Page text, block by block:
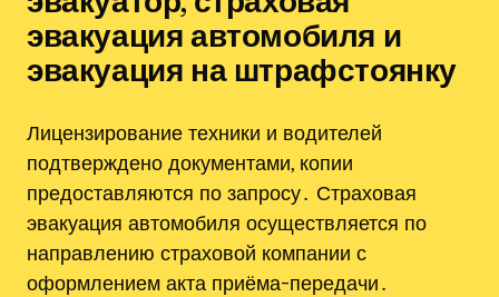
эвакуация автомобиля и
эвакуация на штрафстоянку
Лицензирование техники и водителей
подтверждено документами, копии
предоставляются по запросу․ Страховая
эвакуация автомобиля осуществляется по
направлению страховой компании с
оформлением акта приёма-передачи․